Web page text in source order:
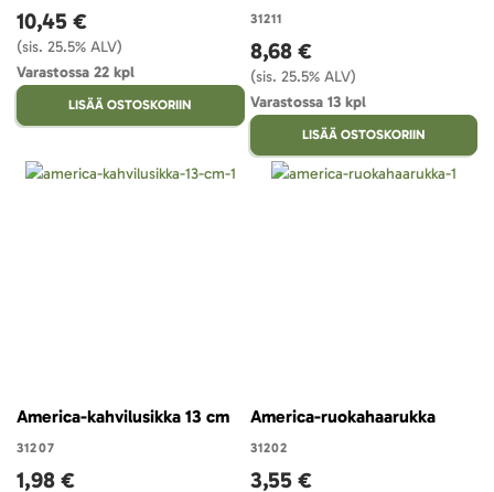
10,45 €
(sis. 25.5% ALV)
Varastossa 22 kpl
LISÄÄ OSTOSKORIIN
31211
8,68 €
(sis. 25.5% ALV)
Varastossa 13 kpl
LISÄÄ OSTOSKORIIN
America-kahvilusikka 13 cm
31207
1,98 €
America-ruokahaarukka
31202
3,55 €